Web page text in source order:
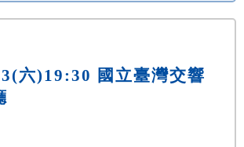
六)19:30 國立臺灣交響